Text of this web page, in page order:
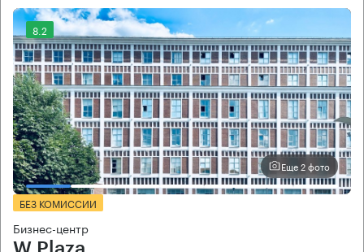
8.2
Еще 2 фото
БЕЗ КОМИССИИ
Бизнес-центр